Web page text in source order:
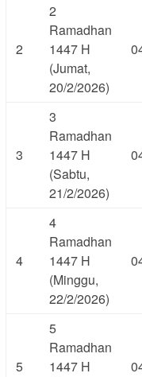
2
2
Ramadhan
1447 H
(Jumat,
20/2/2026)
3
3
Ramadhan
1447 H
(Sabtu,
21/2/2026)
4
4
Ramadhan
1447 H
(Minggu,
22/2/2026)
5
5
Ramadhan
1447 H